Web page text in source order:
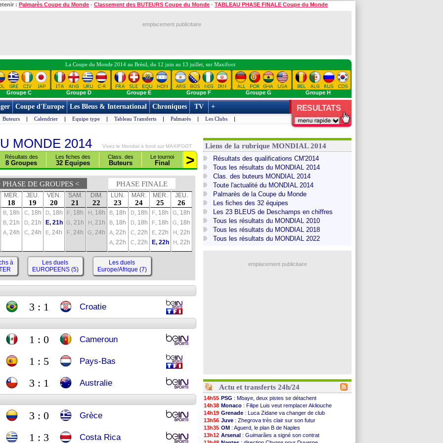
: Palmarès Coupe du Monde - Classement des BUTEURS Coupe du Monde - TABLEAU PHASE FINALE Coupe du Monde
emplacement publicitaire
La Coupe du Monde 2014 au Brésil, du 12 juin au 13 juillet, sur Maxifoot
Groupe C Groupe D Groupe E Groupe F Groupe G Groupe H
Coupe d'Europe Les Bleus & International Chroniques TV +
Buteurs | Calendrier | Equipe type | Tableau Transferts | Palmarès | Les Clubs |
RESULTATS
MONDE 2014 Vivez le Mondial à fond sur MAXIFOOT
Résultats des
8 Groupes
Les fiches des
32 Equipes
Class. des
Buteurs
Le tournoi
Final >< Le
Palmarès
Les meilleurs
Buteurs
Archive des
Résultats
PHASE DE GROUPES < PHASE FINALE
MER.
18
B, 18h
B, 21h
A, 24h
JEU.
19
C, 18h
D, 21h
C, 24h
VEN.
20
D, 18h
E, 21h
E, 24h
SAM.
21
F, 18h
G, 21h
F, 24h
DIM.
22
H, 18h
H, 21h
G, 24h
LUN.
23
B, 18h
B, 18h
A, 22h
A, 22h
MAR.
24
D, 18h
D, 18h
C, 22h
C, 22h
MER.
25
F, 18h
F, 18h
E, 22h
E, 22h
JEU.
26
G, 18h
G, 18h
H, 22h
H, 22h
à
Les duels
EUROPEENS (5)
Les duels
Europe/Afrique (7)
3 : 1 Croatie
1 : 0 Cameroun
1 : 5 Pays-Bas
3 : 1 Australie
3 : 0 Grèce
1 : 3 Costa Rica
Liens de la rubrique MONDIAL 2014
Résultats des qualifications CM'2014
Tous les résultats du MONDIAL 2014
Clas. des buteurs MONDIAL 2014
Toute l'actualité du MONDIAL 2014
Palmarès de la Coupe du Monde
Les fiches des 32 équipes
Les 23 BLEUS de Deschamps en chiffres
Tous les résultats du MONDIAL 2010
Tous les résultats du MONDIAL 2018
Tous les résultats du MONDIAL 2022
emplacement publicitaire
Actu et transferts 24h/24
14h55 PSG : Mbaye, deux pistes se détachent
14h38 Monaco : Filipe Luis veut remplacer Akliouche
14h19 Grenade : Luca Zidane va changer de club
13h56 Juve : Zhegrova très clair sur son futur
13h35 OM : Aguerd, le plan B de Naples
13h12 Arsenal : Guimarães a signé son contrat